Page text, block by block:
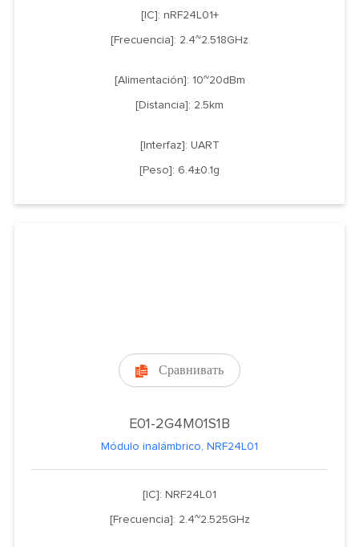
[IC]: nRF24L01+
[Frecuencia]: 2.4~2.518GHz
[Alimentación]: 10~20dBm
[Distancia]: 2.5km
[Interfaz]: UART
[Peso]: 6.4±0.1g
 Сравнивать
E01-2G4M01S1B
Módulo inalámbrico, NRF24L01
[IC]: NRF24L01
[Frecuencia]: 2.4~2.525GHz